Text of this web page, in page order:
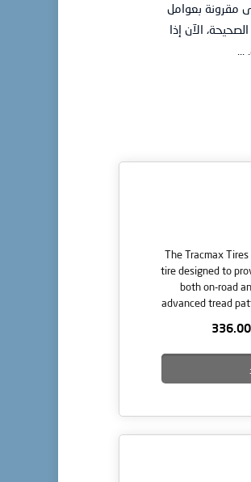
مقرونة بعوامل
الآن إذا
The Tracmax
tire designed to
both on-road
advanced tread
allowing you to